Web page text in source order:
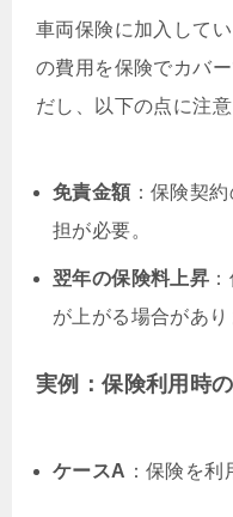
車両保険に加入して
の費用を保険でカバ
だし、以下の点に注意
免責金額：保険契
担が必要。
翌年の保険料上昇
が上がる場合があり
実例：保険利用時
ケースA ：保険を利